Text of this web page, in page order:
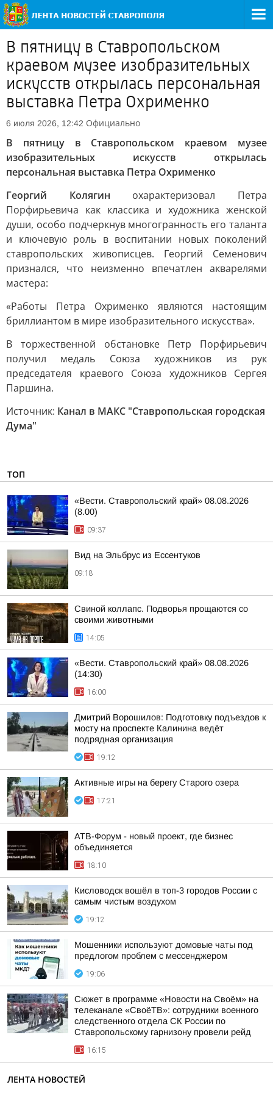
В пятницу в Ставропольском
краевом музее изобразительных
искусств открылась персональная
выставка Петра Охрименко
6 июля 2026, 12:42 Официально
В пятницу в Ставропольском краевом музее
изобразительных искусств открылась
персональная выставка Петра Охрименко
Георгий Колягин охарактеризовал Петра
Порфирьевича как классика и художника женской
души, особо подчеркнув многогранность его таланта
и ключевую роль в воспитании новых поколений
ставропольских живописцев. Георгий Семенович
признался, что неизменно впечатлен акварелями
мастера:
«Работы Петра Охрименко являются настоящим
бриллиантом в мире изобразительного искусства».
В торжественной обстановке Петр Порфирьевич
получил медаль Союза художников из рук
председателя краевого Союза художников Сергея
Паршина.
Источник: Канал в МАКС "Ставропольская городская
Дума"
ТОП
«Вести. Ставропольский край» 08.08.2026
(8.00)
09:37
Вид на Эльбрус из Ессентуков
09:18
Свиной коллапс. Подворья прощаются со
своими животными
14:05
«Вести. Ставропольский край» 08.08.2026
(14:30)
16:00
Дмитрий Ворошилов: Подготовку подъездов к
мосту на проспекте Калинина ведёт
подрядная организация
19:12
Активные игры на берегу Старого озера
17:21
АТВ-Форум - новый проект, где бизнес
объединяется
18:10
Кисловодск вошёл в топ-3 городов России с
самым чистым воздухом
19:12
Мошенники используют домовые чаты под
предлогом проблем с мессенджером
19:06
Сюжет в программе «Новости на Своём» на
телеканале «СвоёТВ»: сотрудники военного
следственного отдела СК России по
Ставропольскому гарнизону провели рейд
16:15
ЛЕНТА НОВОСТЕЙ